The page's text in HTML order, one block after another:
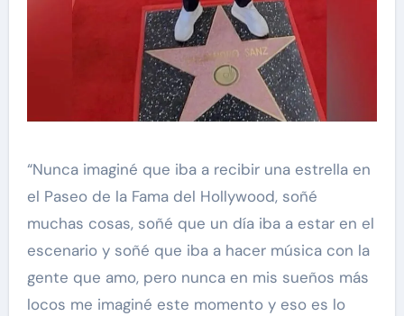
“Nunca imaginé que iba a recibir una estrella en
el Paseo de la Fama del Hollywood, soñé
muchas cosas, soñé que un día iba a estar en el
escenario y soñé que iba a hacer música con la
gente que amo, pero nunca en mis sueños más
locos me imaginé este momento y eso es lo